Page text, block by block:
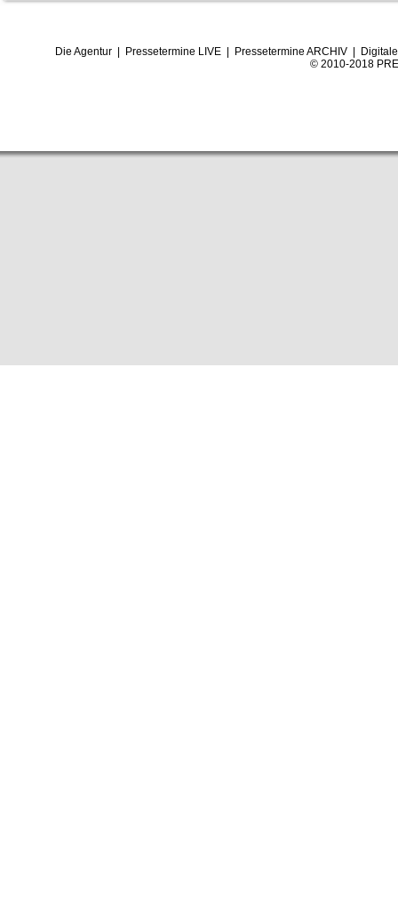
Die Agentur| Pressetermine LIVE| Pressetermine ARCHIV|
© 2010-2018